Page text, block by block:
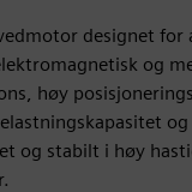
designet
og
høy
og stabilt i høy